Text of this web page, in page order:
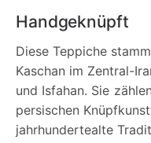
Handgeknüpft
Diese Teppiche
Kaschan im Zentral-
und Isfahan. Sie
persischen
jahrhundertealte